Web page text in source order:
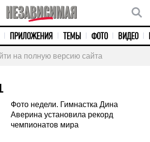
ПРИЛОЖЕНИЯ ТЕМЫ ФОТО ВИДЕО
на полную версию сайта
Фото недели. Гимнастка Дина
Аверина установила рекорд
чемпионатов мира